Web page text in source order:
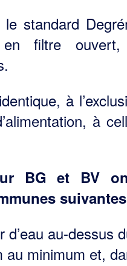
standard
filtre ouvert,
à
à
BG et BV
d’eau au-dessus
au minimum et,